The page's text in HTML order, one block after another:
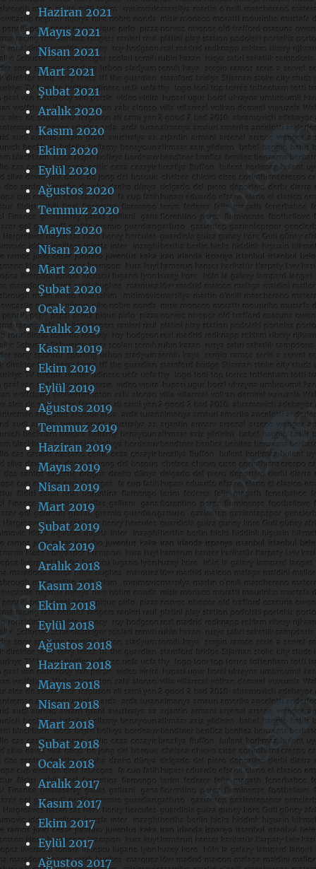
Haziran 2021
Mayıs 2021
Nisan 2021
Mart 2021
Şubat 2021
Aralık 2020
Kasım 2020
Ekim 2020
Eylül 2020
Ağustos 2020
Temmuz 2020
Mayıs 2020
Nisan 2020
Mart 2020
Şubat 2020
Ocak 2020
Aralık 2019
Kasım 2019
Ekim 2019
Eylül 2019
Ağustos 2019
Temmuz 2019
Haziran 2019
Mayıs 2019
Nisan 2019
Mart 2019
Şubat 2019
Ocak 2019
Aralık 2018
Kasım 2018
Ekim 2018
Eylül 2018
Ağustos 2018
Haziran 2018
Mayıs 2018
Nisan 2018
Mart 2018
Şubat 2018
Ocak 2018
Aralık 2017
Kasım 2017
Ekim 2017
Eylül 2017
Ağustos 2017